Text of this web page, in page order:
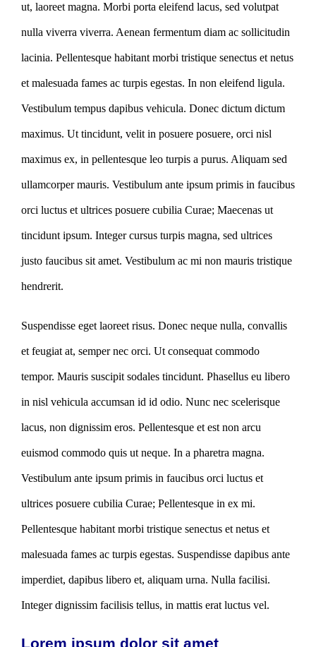
ut, laoreet magna. Morbi porta eleifend lacus, sed volutpat
nulla viverra viverra. Aenean fermentum diam ac sollicitudin
lacinia. Pellentesque habitant morbi tristique senectus et netus
et malesuada fames ac turpis egestas. In non eleifend ligula.
Vestibulum tempus dapibus vehicula. Donec dictum dictum
maximus. Ut tincidunt, velit in posuere posuere, orci nisl
maximus ex, in pellentesque leo turpis a purus. Aliquam sed
ullamcorper mauris. Vestibulum ante ipsum primis in faucibus
orci luctus et ultrices posuere cubilia Curae; Maecenas ut
tincidunt ipsum. Integer cursus turpis magna, sed ultrices
justo faucibus sit amet. Vestibulum ac mi non mauris tristique
hendrerit.
Suspendisse eget laoreet risus. Donec neque nulla, convallis
et feugiat at, semper nec orci. Ut consequat commodo
tempor. Mauris suscipit sodales tincidunt. Phasellus eu libero
in nisl vehicula accumsan id id odio. Nunc nec scelerisque
lacus, non dignissim eros. Pellentesque et est non arcu
euismod commodo quis ut neque. In a pharetra magna.
Vestibulum ante ipsum primis in faucibus orci luctus et
ultrices posuere cubilia Curae; Pellentesque in ex mi.
Pellentesque habitant morbi tristique senectus et netus et
malesuada fames ac turpis egestas. Suspendisse dapibus ante
imperdiet, dapibus libero et, aliquam urna. Nulla facilisi.
Integer dignissim facilisis tellus, in mattis erat luctus vel.
Lorem ipsum dolor sit amet